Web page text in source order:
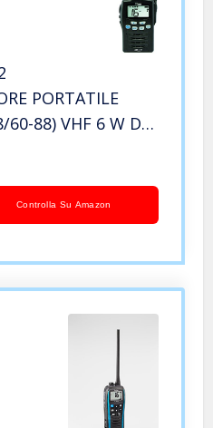
PORTATILE
60-88) VHF 6 W DI
POTENZA
Controlla Su Amazon